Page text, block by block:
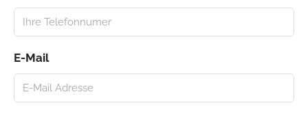
E-Mail